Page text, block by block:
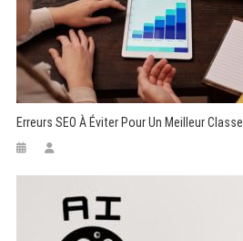
Erreurs SEO À Éviter Pour Un Meilleur